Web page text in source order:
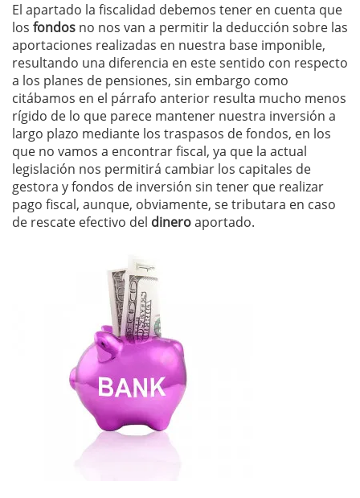
El apartado la fiscalidad debemos tener en cuenta que
los fondos no nos van a permitir la deducción sobre las
aportaciones realizadas en nuestra base imponible,
resultando una diferencia en este sentido con respecto
a los planes de pensiones, sin embargo como
citábamos en el párrafo anterior resulta mucho menos
rígido de lo que parece mantener nuestra inversión a
largo plazo mediante los traspasos de fondos, en los
que no vamos a encontrar fiscal, ya que la actual
legislación nos permitirá cambiar los capitales de
gestora y fondos de inversión sin tener que realizar
pago fiscal, aunque, obviamente, se tributara en caso
de rescate efectivo del dineroaportado.